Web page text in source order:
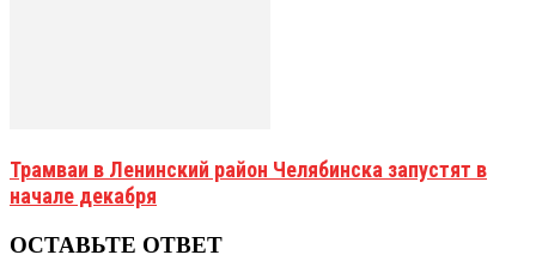
Трамваи в Ленинский район Челябинска запустят в
начале декабря
ОСТАВЬТЕ ОТВЕТ